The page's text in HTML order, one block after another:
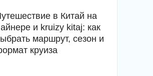
в Китай на
и kruizy kitaj: как
маршрут, сезон и
круиза